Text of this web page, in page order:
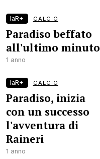
laR+ CALCIO
Paradiso beffato
all'ultimo minuto
1 anno
laR+ CALCIO
Paradiso, inizia
con un successo
l'avventura di
Raineri
1 anno